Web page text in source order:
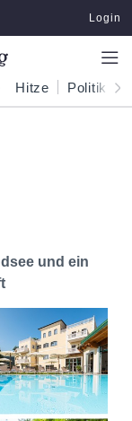
Login
Hitze Politik
und ein